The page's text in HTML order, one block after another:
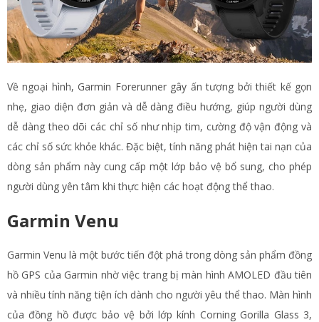
Về ngoại hình, Garmin Forerunner gây ấn tượng bởi thiết kế gọn
nhẹ, giao diện đơn giản và dễ dàng điều hướng, giúp người dùng
dễ dàng theo dõi các chỉ số như nhịp tim, cường độ vận động và
các chỉ số sức khỏe khác. Đặc biệt, tính năng phát hiện tai nạn của
dòng sản phẩm này cung cấp một lớp bảo vệ bổ sung, cho phép
người dùng yên tâm khi thực hiện các hoạt động thể thao.
Garmin Venu
Garmin Venu là một bước tiến đột phá trong dòng sản phẩm đồng
hồ GPS của Garmin nhờ việc trang bị màn hình AMOLED đầu tiên
và nhiều tính năng tiện ích dành cho người yêu thể thao. Màn hình
của đồng hồ được bảo vệ bởi lớp kính Corning Gorilla Glass 3,